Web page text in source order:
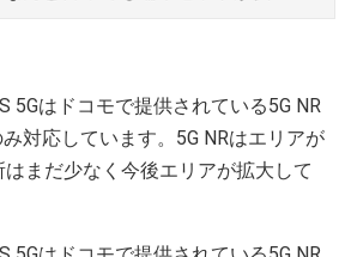
5Gはドコモで提供されている5G NR
対応しています。5G NRはエリアが
まだ少なく今後エリアが拡大して